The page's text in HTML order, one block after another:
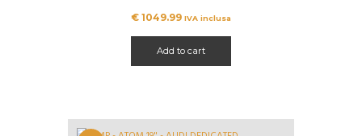
€ 1049.99 IVA inclusa
Add to cart